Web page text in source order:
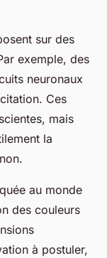
sur des
exemple, des
neuronaux
Ces
mais
la
au monde
des couleurs
à postuler,